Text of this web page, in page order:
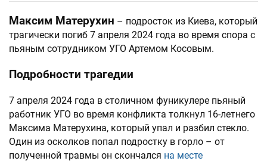
Максим Матерухин – подросток из Киева, который
трагически погиб 7 апреля 2024 года во время спора с
пьяным сотрудником УГО Артемом Косовым.
Подробности трагедии
7 апреля 2024 года в столичном фуникулере пьяный
работник УГО во время конфликта толкнул 16-летнего
Максима Матерухина, который упал и разбил стекло.
Один из осколков попал подростку в горло – от
полученной травмы он скончался на месте